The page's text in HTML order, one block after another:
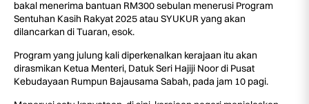
bakal menerima bantuan RM300 sebulan menerusi Program
Sentuhan Kasih Rakyat 2025 atau SYUKUR yang akan
dilancarkan di Tuaran, esok.
Program yang julung kali diperkenalkan kerajaan itu akan
dirasmikan Ketua Menteri, Datuk Seri Hajiji Noor di Pusat
Kebudayaan Rumpun Bajausama Sabah, pada jam 10 pagi.